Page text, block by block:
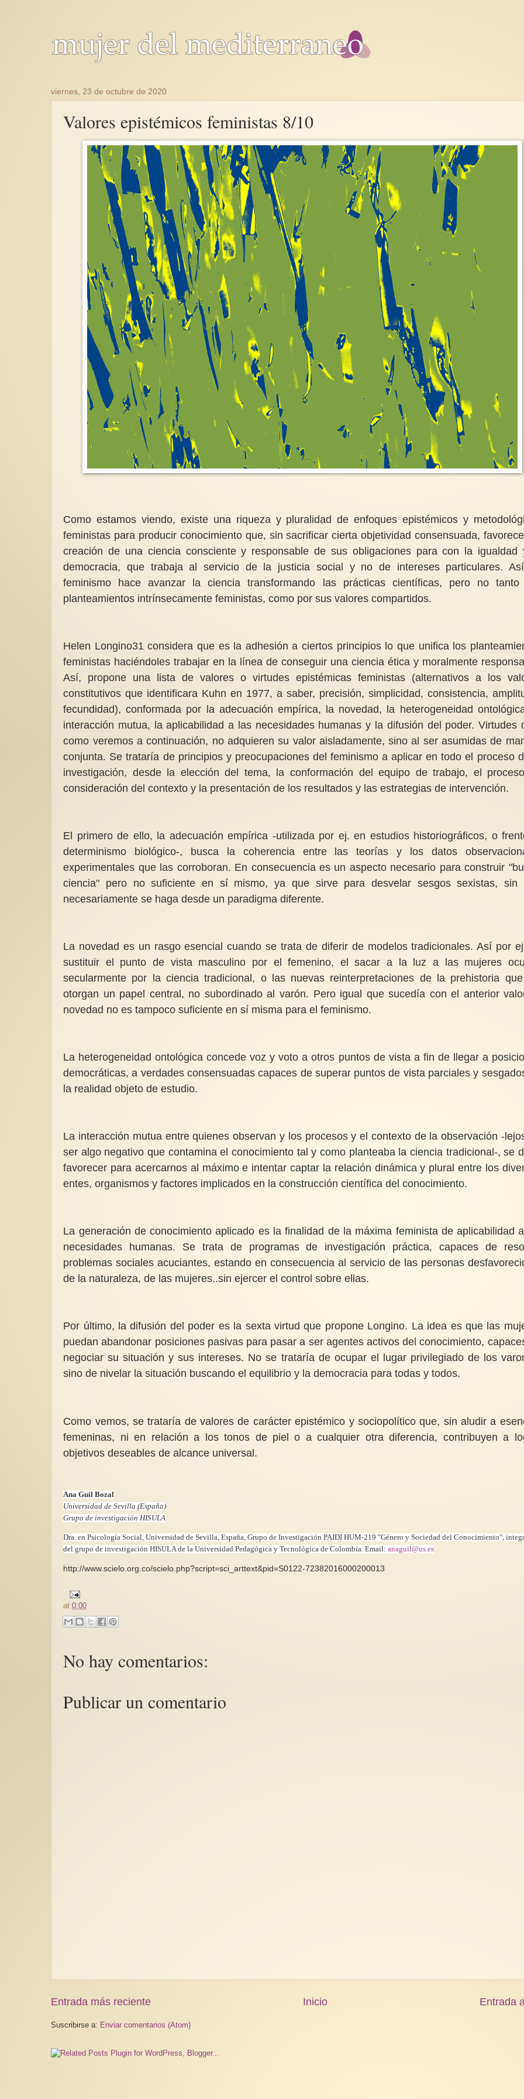
viernes, 23 de octubre de 2020
Valores epistémicos feministas 8/10
Como estamos viendo, existe una riqueza y pluralidad de enfoques epistémicos y
feministas para producir conocimiento que, sin sacrificar cierta objetividad consensuada,
creación de una ciencia consciente y responsable de sus obligaciones para con la igualdad
democracia, que trabaja al servicio de la justicia social y no de intereses particulares.
feminismo hace avanzar la ciencia transformando las prácticas científicas, pero no tanto
planteamientos intrínsecamente feministas, como por sus valores compartidos.
Helen Longino31 considera que es la adhesión a ciertos principios lo que unifica los
feministas haciéndoles trabajar en la línea de conseguir una ciencia ética y moralmente
Así, propone una lista de valores o virtudes epistémicas feministas (alternativos a los
constitutivos que identificara Kuhn en 1977, a saber, precisión, simplicidad, consistencia,
fecundidad), conformada por la adecuación empírica, la novedad, la heterogeneidad
interacción mutua, la aplicabilidad a las necesidades humanas y la difusión del poder. Virtudes
como veremos a continuación, no adquieren su valor aisladamente, sino al ser asumidas de
conjunta. Se trataría de principios y preocupaciones del feminismo a aplicar en todo el proceso
investigación, desde la elección del tema, la conformación del equipo de trabajo, el
consideración del contexto y la presentación de los resultados y las estrategias de intervención.
El primero de ello, la adecuación empírica -utilizada por ej. en estudios historiográficos, o
determinismo biológico-, busca la coherencia entre las teorías y los datos
experimentales que las corroboran. En consecuencia es un aspecto necesario para construir
ciencia" pero no suficiente en sí mismo, ya que sirve para desvelar sesgos sexistas, sin
necesariamente se haga desde un paradigma diferente.
La novedad es un rasgo esencial cuando se trata de diferir de modelos tradicionales. Así por
sustituir el punto de vista masculino por el femenino, el sacar a la luz a las mujeres
secularmente por la ciencia tradicional, o las nuevas reinterpretaciones de la prehistoria
otorgan un papel central, no subordinado al varón. Pero igual que sucedía con el anterior
novedad no es tampoco suficiente en sí misma para el feminismo.
La heterogeneidad ontológica concede voz y voto a otros puntos de vista a fin de llegar a
democráticas, a verdades consensuadas capaces de superar puntos de vista parciales y
la realidad objeto de estudio.
La interacción mutua entre quienes observan y los procesos y el contexto de la observación -
ser algo negativo que contamina el conocimiento tal y como planteaba la ciencia tradicional-, se
favorecer para acercarnos al máximo e intentar captar la relación dinámica y plural entre los
entes, organismos y factores implicados en la construcción científica del conocimiento.
La generación de conocimiento aplicado es la finalidad de la máxima feminista de aplicabilidad
necesidades humanas. Se trata de programas de investigación práctica, capaces de
problemas sociales acuciantes, estando en consecuencia al servicio de las personas
de la naturaleza, de las mujeres..sin ejercer el control sobre ellas.
Por último, la difusión del poder es la sexta virtud que propone Longino. La idea es que las
puedan abandonar posiciones pasivas para pasar a ser agentes activos del conocimiento,
negociar su situación y sus intereses. No se trataría de ocupar el lugar privilegiado de los
sino de nivelar la situación buscando el equilibrio y la democracia para todas y todos.
Como vemos, se trataría de valores de carácter epistémico y sociopolítico que, sin aludir a
femeninas, ni en relación a los tonos de piel o a cualquier otra diferencia, contribuyen a
objetivos deseables de alcance universal.
Ana Guil Bozal
Universidad de Sevilla (España)
Grupo de investigación HISULA
Dra. en Psicología Social, Universidad de Sevilla, España, Grupo de Investigación PAIDI HUM-219 "Género y Sociedad del Conocimiento",
del grupo de investigación HISULA de la Universidad Pedagógica y Tecnológica de Colombia. Email:anaguil@us.es
http://www.scielo.org.co/scielo.php?script=sci_arttext&pid=S0122-72382016000200013
at0:00
No hay comentarios:
Publicar un comentario
Entrada más reciente Entrada
Inicio
Suscribirse a: Enviar comentarios (Atom)
igualdad o de autogestión, es
una...
femenina tiene
una de ellas es la